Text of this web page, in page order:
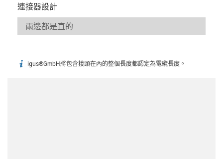
連接器設計
igus-icon-info
igus®GmbH將包含接頭在內的整個長度都認定為電纜長度。